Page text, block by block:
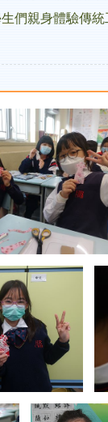
們親身體驗傳